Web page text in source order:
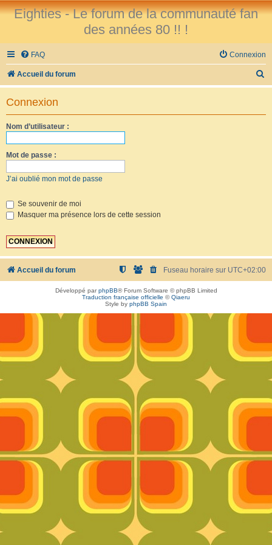
Eighties - Le forum de la communauté fan
des années 80 !! !
FAQ Connexion
Accueil du forum
e
Connexion
Nom d’utilisateur :
Mot de passe :
J’ai oublié mon mot de passe
Se souvenir de moi
Masquer ma présence lors de cette session
Accueil du forum Fuseau horaire sur UTC+02:00
Développé parphpBB® Forum Software © phpBB Limited
Traduction française officielle ©Qiaeru
Style by phpBB Spain